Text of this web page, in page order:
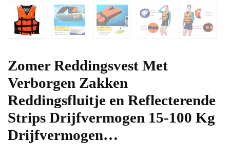
Zomer Reddingsvest Met
Verborgen Zakken
Reddingsfluitje en Reflecterende
Strips Drijfvermogen 15-100 Kg
Drijfvermogen…